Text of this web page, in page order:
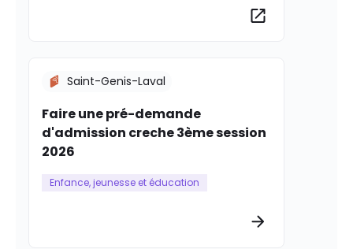
Faire une pré-demande
d'admission creche 3ème session
2026
Saint-Genis-Laval
Enfance, jeunesse et éducation